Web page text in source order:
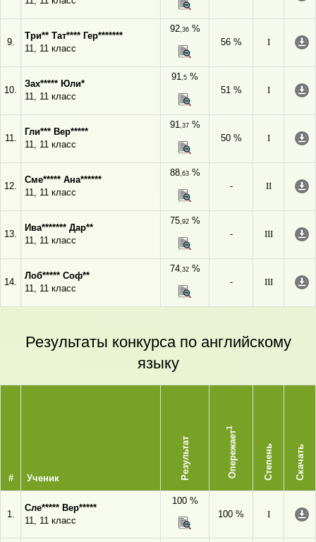
9.
Три** Тат**** Гер*******
11, 11 класс
92,36%
56 %
I
10.
Зах***** Юли*
11, 11 класс
91,5 %
51 %
I
11.
Гли*** Вер*****
11, 11 класс
91,37%
50 %
I
12.
Сме***** Ана******
11, 11 класс
88,63%
-
II
13.
Ива******* Дар**
11, 11 класс
75,92%
-
III
14.
Лоб***** Соф**
11, 11 класс
74,32%
-
III
Результаты конкурса по английскому
языку
# Ученик Результат Опережает
1
Степень Скачать
1.
Сле***** Вер*****
11, 11 класс
100 %
100 %
I